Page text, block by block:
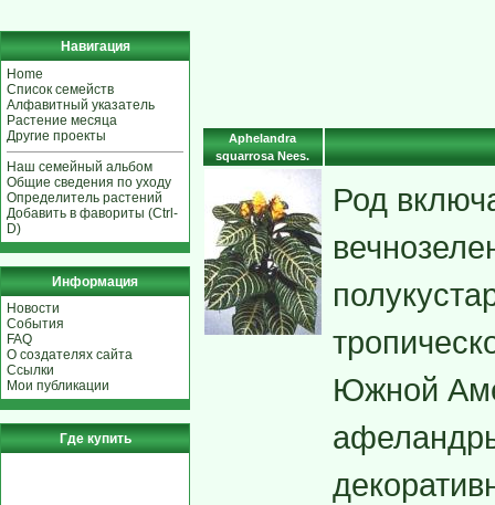
Навигация
Home
Список семейств
Алфавитный указатель
Растение месяца
Другие проекты
Наш семейный альбом
Общие сведения по уходу
Определитель растений
Добавить в фавориты (Ctrl-
D)
Информация
Новости
События
FAQ
О создателях сайта
Ссылки
Мои публикации
Где купить
Aphelandra
squarrosa Nees.
Род
Южной